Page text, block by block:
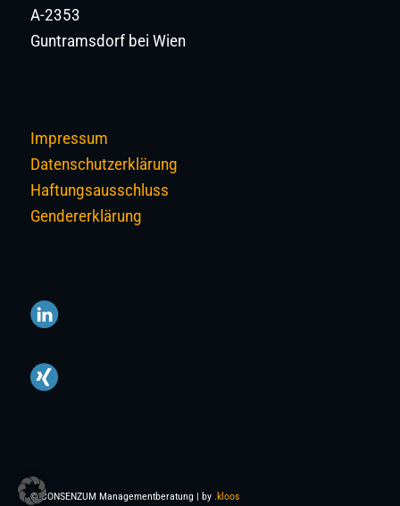
A-2353
Guntramsdorf bei Wien
Impressum
Datenschutzerklärung
Haftungsausschluss
Gendererklärung
© CONSENZUM Managementberatung | by .kloos